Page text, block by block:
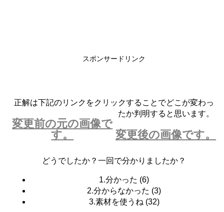
スポンサードリンク
正解は下記のリンクをクリックすることでどこが変わっ
たか判明すると思います。
変更前の元の画像で
す。
変更後の画像です。
どうでしたか？一回で分かりましたか？
1.分かった (6)
2.分からなかった (3)
3.素材を使うね (32)